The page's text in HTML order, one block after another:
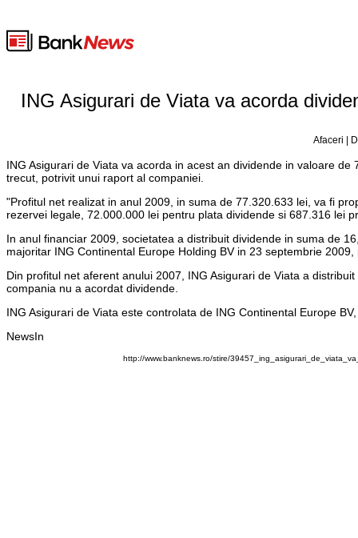
ING Asigurari de Viata va acorda
Afaceri |
ING Asigurari de Viata va acorda in acest an dividende in valoare
trecut, potrivit unui raport al companiei.
"Profitul net realizat in anul 2009, in suma de 77.320.633 lei, va fi
rezervei legale, 72.000.000 lei pentru plata dividende si 687.316 lei
In anul financiar 2009, societatea a distribuit dividende in suma de
majoritar ING Continental Europe Holding BV in 23 septembrie
Din profitul net aferent anului 2007, ING Asigurari de Viata a
compania nu a acordat dividende.
ING Asigurari de Viata este controlata de ING Continental Europe
NewsIn
http://www.banknews.ro/stire/